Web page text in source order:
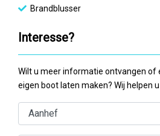
Brandblusser
Interesse?
Wilt u meer informatie ontvangen of
eigen boot laten maken? Wij helpen